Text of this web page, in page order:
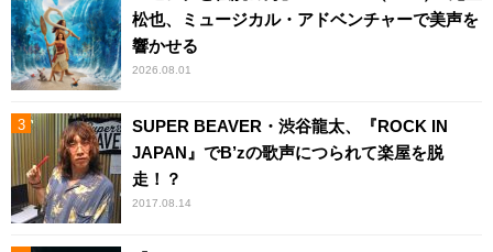
松也、ミュージカル・アドベンチャーで美声を
響かせる
2026.08.01
SUPER BEAVER・渋谷龍太、『ROCK IN
JAPAN』でB’zの歌声につられて楽屋を脱
走！？
2017.08.14